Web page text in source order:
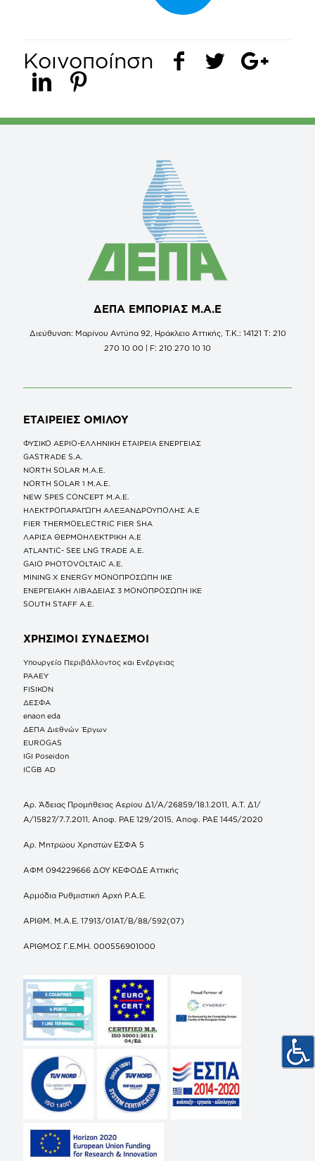
Κοινοποίηση
ΔΕΠΑ ΕΜΠΟΡΙΑΣ Μ.Α.Ε
Διεύθυνση: Μαρίνου Αντύπα 92, Ηράκλειο Αττικής, Τ.Κ.: 14121 Τ: 210
270 10 00 | F: 210 270 10 10
ΕΤΑΙΡΕΙΕΣ ΟΜΙΛΟΥ
ΦΥΣΙΚΟ ΑΕΡΙΟ-ΕΛΛΗΝΙΚΗ ΕΤΑΙΡΕΙΑ ΕΝΕΡΓΕΙΑΣ
GASTRADE S.A.
NORTH SOLAR M.Α.Ε.
NORTH SOLAR 1 M.Α.Ε.
NEW SPES CONCEPT Μ.Α.Ε.
ΗΛΕΚΤΡΟΠΑΡΑΓΩΓΗ ΑΛΕΞΑΝΔΡΟΥΠΟΛΗΣ A.E
FIER THERMOELECTRIC FIER SHA
ΛΑΡΙΣΑ ΘΕΡΜΟΗΛΕΚΤΡΙΚΗ A.E
ATLANTIC- SEE LNG TRADE A.E.
GAIO PHOTOVOLTAIC Α.Ε.
MINING X ENERGY ΜΟΝΟΠΡΟΣΩΠΗ ΙΚΕ
ΕΝΕΡΓΕΙΑΚΗ ΛΙΒΑΔΕΙΑΣ 3 ΜΟΝΟΠΡΟΣΩΠΗ ΙΚΕ
SOUTH STAFF Α.Ε.
ΧΡΗΣΙΜΟΙ ΣΥΝΔΕΣΜΟΙ
Υπουργείο Περιβάλλοντος και Ενέργειας
ΡΑΑΕΥ
FISIKON
ΔΕΣΦΑ
enaon eda
ΔΕΠΑ Διεθνών Έργων
EUROGAS
IGI Poseidon
ICGB AD
Αρ. Άδειας Προμήθειας Αερίου Δ1/Α/26859/18.1.2011, Α.Τ. Δ1/
Α/15827/7.7.2011, Αποφ. ΡΑΕ 129/2015, Αποφ. ΡΑΕ 1445/2020
Αρ. Μητρώου Χρηστών ΕΣΦΑ 5
ΑΦΜ 094229666 ΔΟΥ ΚΕΦΟΔΕ Αττικής
Αρμόδια Ρυθμιστική Αρχή Ρ.Α.Ε.
ΑΡΙΘΜ. Μ.Α.Ε. 17913/01ΑΤ/Β/88/592(07)
ΑΡΙΘΜΟΣ Γ.Ε.ΜΗ. 000556901000